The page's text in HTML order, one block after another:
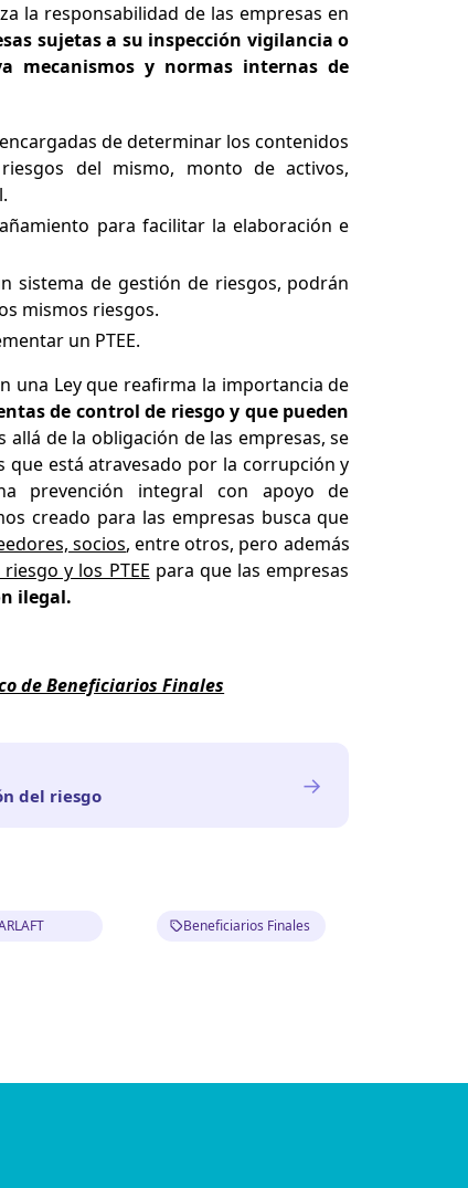
la responsabilidad de las empresas en
sujetas a su inspección vigilancia o
mecanismos y normas internas de
de determinar los contenidos
del mismo, monto de activos,
para facilitar la elaboración e
sistema de gestión de riesgos, podrán
mismos riesgos.
un PTEE.
una Ley que reafirma la importancia de
de control de riesgo y que pueden
allá de la obligación de las empresas, se
que está atravesado por la corrupción y
prevención integral con apoyo de
creado para las empresas busca que
socios, entre otros, pero además
y los PTEE para que las empresas
ilegal.
de Beneficiarios Finales
del riesgo →
Beneficiarios Finales